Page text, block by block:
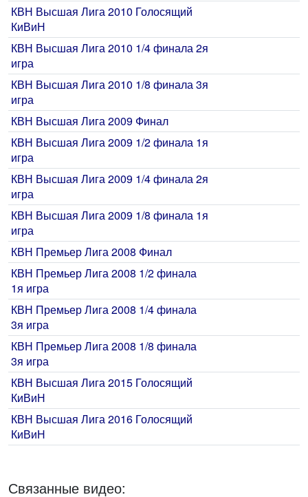
КВН Высшая Лига 2010 Голосящий
КиВиН
КВН Высшая Лига 2010 1/4 финала 2я
игра
КВН Высшая Лига 2010 1/8 финала 3я
игра
КВН Высшая Лига 2009 Финал
КВН Высшая Лига 2009 1/2 финала 1я
игра
КВН Высшая Лига 2009 1/4 финала 2я
игра
КВН Высшая Лига 2009 1/8 финала 1я
игра
КВН Премьер Лига 2008 Финал
КВН Премьер Лига 2008 1/2 финала
1я игра
КВН Премьер Лига 2008 1/4 финала
3я игра
КВН Премьер Лига 2008 1/8 финала
3я игра
КВН Высшая Лига 2015 Голосящий
КиВиН
КВН Высшая Лига 2016 Голосящий
КиВиН
Связанные видео: